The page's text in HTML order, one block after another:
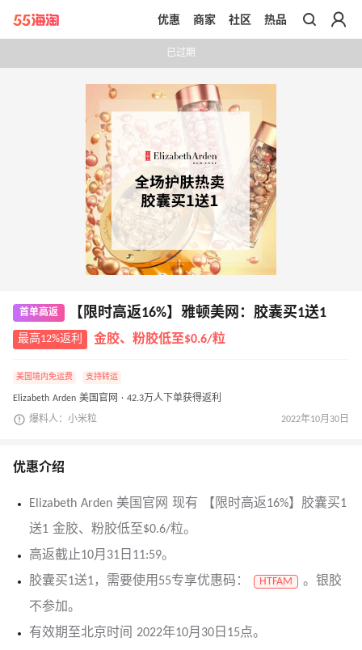
带你去官网买正品
优惠 商家 社区 热品
已过期
首单高返 【限时高返16%】雅顿美网：胶囊买1送1
最高12%返利 金胶、粉胶低至$0.6/粒
美国境内免运费 支持转运
Elizabeth Arden 美国官网 · 42.3万人下单获得返利
爆料人：小米粒 2022年10月30日
优惠介绍
Elizabeth Arden 美国官网 现有 【限时高返16%】胶囊买1
送1 金胶、粉胶低至$0.6/粒。
高返截止10月31日11:59。
胶囊买1送1，需要使用55专享优惠码：
HTFAM
。银胶
不参加。
有效期至北京时间 2022年10月30日15点。